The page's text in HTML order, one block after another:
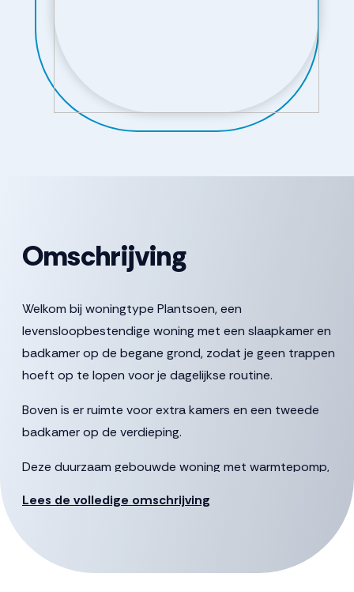
Omschrijving
Welkom bij woningtype Plantsoen, een
levensloopbestendige woning met een slaapkamer en
badkamer op de begane grond, zodat je geen trappen
hoeft op te lopen voor je dagelijkse routine.
Boven is er ruimte voor extra kamers en een tweede
badkamer op de verdieping.
Deze duurzaam gebouwde woning met warmtepomp,
energiekosten als onderhoudsgemak; klaar voor de
* 120m² woonoppervlakte
Lees de volledige omschrijving